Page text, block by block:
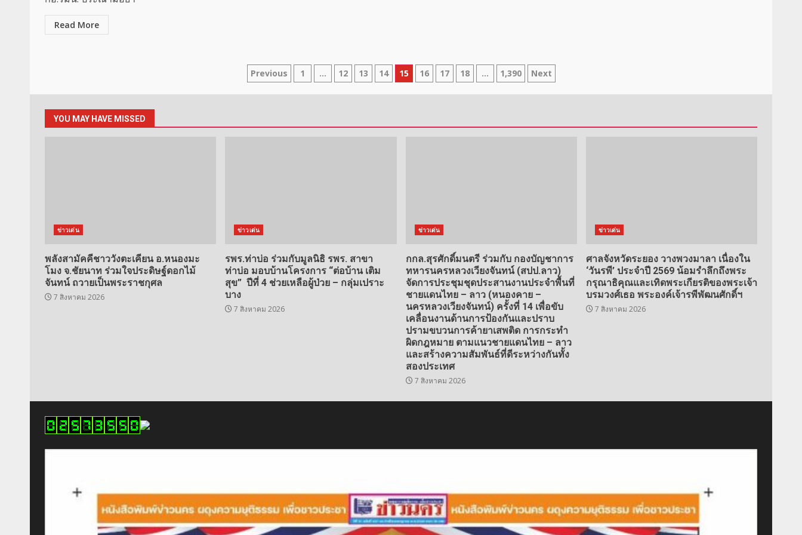
Read More
Posts
pagination
Previous 1 … 12 13 14 15 16 17 18 … 1,390 Next
YOU MAY HAVE MISSED
ข่าวเด่น
พลังสามัคคีชาววังตะเคียน อ.หนองมะ
โมง จ.ชัยนาท ร่วมใจประดิษฐ์ดอกไม้
จันทน์ ถวายเป็นพระราชกุศล
7 สิงหาคม 2026
ข่าวเด่น
รพร.ท่าบ่อ ร่วมกับมูลนิธิ รพร. สาขา
ท่าบ่อ มอบบ้านโครงการ “ต่อบ้าน เติม
สุข” ปีที่ 4 ช่วยเหลือผู้ป่วย – กลุ่มเปราะ
บาง
7 สิงหาคม 2026
ข่าวเด่น
กกล.สุรศักดิ์มนตรี ร่วมกับ กองบัญชาการ
ทหารนครหลวงเวียงจันทน์ (สปป.ลาว)
จัดการประชุมชุดประสานงานประจำพื้นที่
ชายแดนไทย – ลาว (หนองคาย –
นครหลวงเวียงจันทน์) ครั้งที่ 14 เพื่อขับ
เคลื่อนงานด้านการป้องกันและปราบ
ปรามขบวนการค้ายาเสพติด การกระทำ
ผิดกฎหมาย ตามแนวชายแดนไทย – ลาว
และสร้างความสัมพันธ์ที่ดีระหว่างกันทั้ง
สองประเทศ
7 สิงหาคม 2026
ข่าวเด่น
ศาลจังหวัดระยอง วางพวงมาลา เนื่องใน
‘วันรพี’ ประจำปี 2569 น้อมรำลึกถึงพระ
กรุณาธิคุณและเทิดพระเกียรติของพระเจ้า
บรมวงศ์เธอ พระองค์เจ้ารพีพัฒนศักดิ์ฯ
7 สิงหาคม 2026